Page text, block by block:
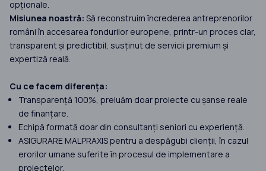
opționale.
Misiunea noastră: Să reconstruim încrederea antreprenorilor
români în accesarea fondurilor europene, printr-un proces clar,
transparent și predictibil, susținut de servicii premium și
expertiză reală.
Cu ce facem diferența:
Transparență 100%, preluăm doar proiecte cu șanse reale
de finanțare.
Echipă formată doar din consultanți seniori cu experiență.
ASIGURARE MALPRAXIS pentru a despăgubi clienții, în cazul
erorilor umane suferite în procesul de implementare a
proiectelor.